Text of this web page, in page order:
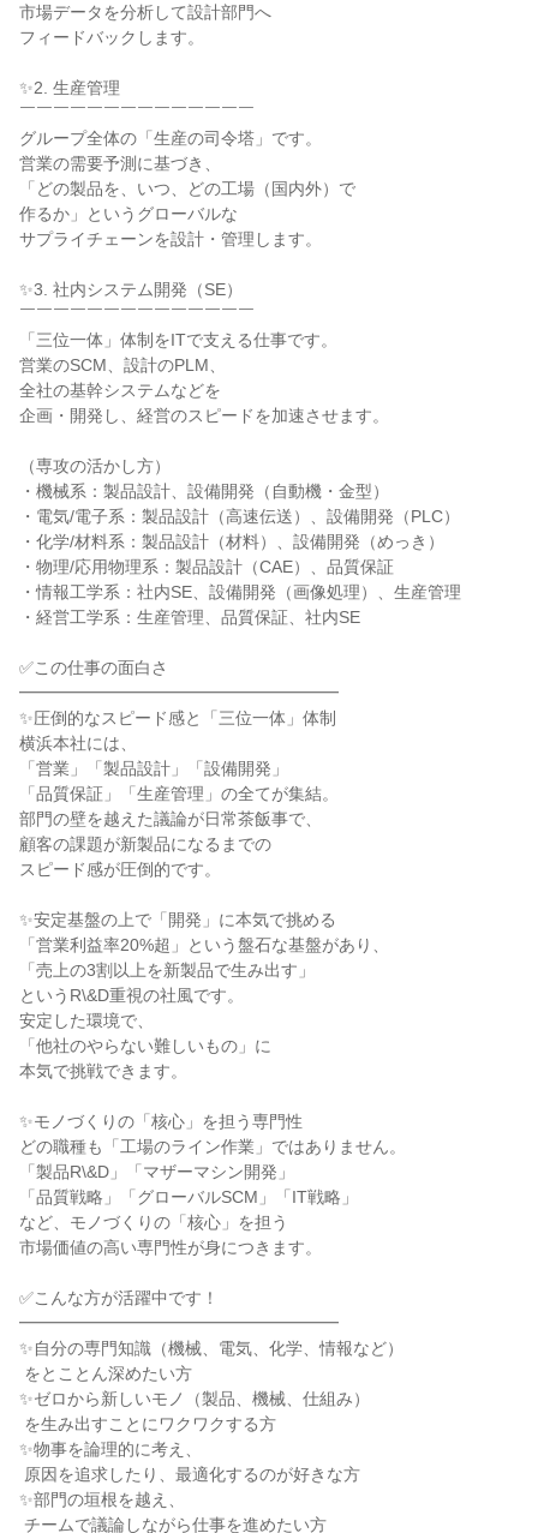
市場データを分析して設計部門へ
フィードバックします。
✨2. 生産管理
￣￣￣￣￣￣￣￣￣￣￣￣￣￣
グループ全体の「生産の司令塔」です。
営業の需要予測に基づき、
「どの製品を、いつ、どの工場（国内外）で
作るか」というグローバルな
サプライチェーンを設計・管理します。
✨3. 社内システム開発（SE）
￣￣￣￣￣￣￣￣￣￣￣￣￣￣
「三位一体」体制をITで支える仕事です。
営業のSCM、設計のPLM、
全社の基幹システムなどを
企画・開発し、経営のスピードを加速させます。
（専攻の活かし方）
・機械系：製品設計、設備開発（自動機・金型）
・電気/電子系：製品設計（高速伝送）、設備開発（PLC）
・化学/材料系：製品設計（材料）、設備開発（めっき）
・物理/応用物理系：製品設計（CAE）、品質保証
・情報工学系：社内SE、設備開発（画像処理）、生産管理
・経営工学系：生産管理、品質保証、社内SE
✅この仕事の面白さ
━━━━━━━━━━━━━━━━━━━
✨圧倒的なスピード感と「三位一体」体制
横浜本社には、
「営業」「製品設計」「設備開発」
「品質保証」「生産管理」の全てが集結。
部門の壁を越えた議論が日常茶飯事で、
顧客の課題が新製品になるまでの
スピード感が圧倒的です。
✨安定基盤の上で「開発」に本気で挑める
「営業利益率20%超」という盤石な基盤があり、
「売上の3割以上を新製品で生み出す」
というR\&D重視の社風です。
安定した環境で、
「他社のやらない難しいもの」に
本気で挑戦できます。
✨モノづくりの「核心」を担う専門性
どの職種も「工場のライン作業」ではありません。
「製品R\&D」「マザーマシン開発」
「品質戦略」「グローバルSCM」「IT戦略」
など、モノづくりの「核心」を担う
市場価値の高い専門性が身につきます。
✅こんな方が活躍中です！
━━━━━━━━━━━━━━━━━━━
✨自分の専門知識（機械、電気、化学、情報など）
✨ゼロから新しいモノ（製品、機械、仕組み）
✨物事を論理的に考え、
✨部門の垣根を越え、